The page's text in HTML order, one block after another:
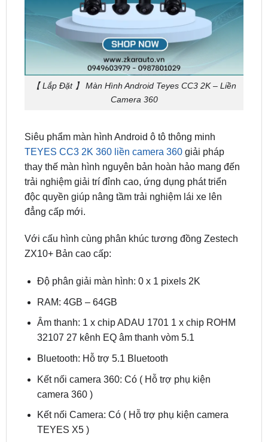
【 Lắp Đặt 】 Màn Hình Android Teyes CC3 2K – Liền
Camera 360
Siêu phẩm màn hình Android ô tô thông minh
thay thế màn hình nguyên bản hoàn hảo mang đến
trải nghiệm giải trí đỉnh cao, ứng dụng phát triển
độc quyền giúp nâng tầm trải nghiệm lái xe lên
đẳng cấp mới.
Với cấu hình cùng phân khúc tương đồng Zestech
Độ phân giải màn hình: 0 x 1 pixels 2K
32107 27 kênh EQ âm thanh vòm 5.1
Bluetooth: Hỗ trợ 5.1 Bluetooth
camera 360 )
Kết nối Camera: Có ( Hỗ trợ phụ kiện camera
TEYES X5 )
Kết nối WIFI: Có (2.4 Ghz / 5.0 Ghz )